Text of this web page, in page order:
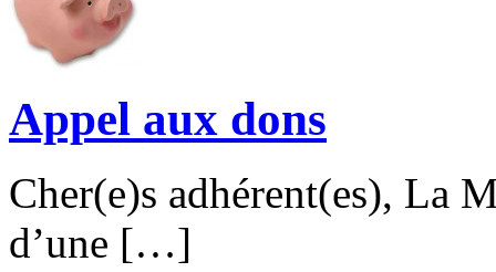
Appel aux dons
Cher(e)s adhérent(es), La
d’une […]